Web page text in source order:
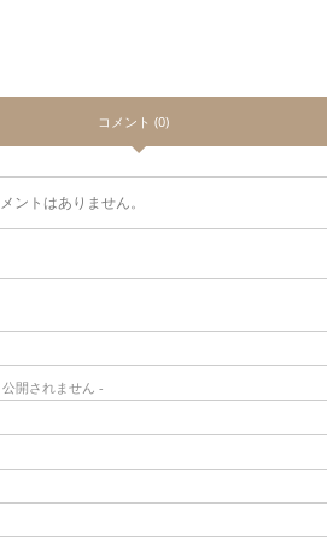
コメント (0)
ントはありません。
開されません -